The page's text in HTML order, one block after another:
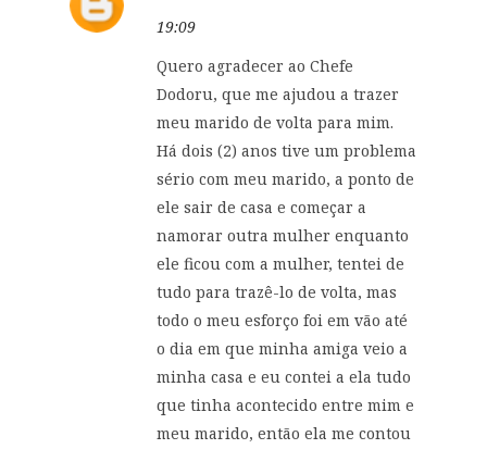
19:09
Quero agradecer ao Chefe
Dodoru, que me ajudou a trazer
meu marido de volta para mim.
Há dois (2) anos tive um problema
sério com meu marido, a ponto de
ele sair de casa e começar a
namorar outra mulher enquanto
ele ficou com a mulher, tentei de
tudo para trazê-lo de volta, mas
todo o meu esforço foi em vão até
o dia em que minha amiga veio a
minha casa e eu contei a ela tudo
que tinha acontecido entre mim e
meu marido, então ela me contou